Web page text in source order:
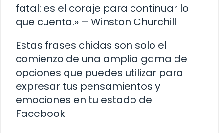
fatal: es el coraje para continuar lo
que cuenta.» – Winston Churchill
Estas frases chidas son solo el
comienzo de una amplia gama de
opciones que puedes utilizar para
expresar tus pensamientos y
emociones en tu estado de
Facebook.